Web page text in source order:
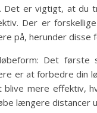
Det er vigtigt, at du
Der er
på, herunder disse
Det
er at forbedre din
mere effektiv,
længere distancer